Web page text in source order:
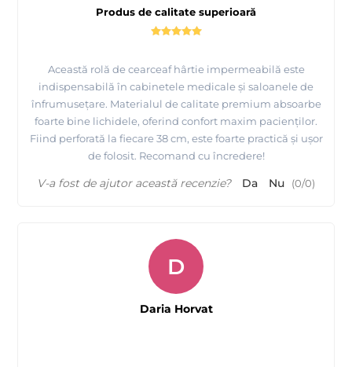
Produs de calitate superioară
Această rolă de cearceaf hârtie impermeabilă este
indispensabilă în cabinetele medicale și saloanele de
înfrumusețare. Materialul de calitate premium absoarbe
foarte bine lichidele, oferind confort maxim pacienților.
Fiind perforată la fiecare 38 cm, este foarte practică și ușor
de folosit. Recomand cu încredere!
V-a fost de ajutor această recenzie? Da Nu (0/0)
D
Daria Horvat